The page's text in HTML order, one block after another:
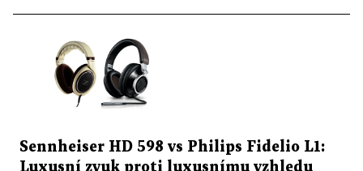
Sennheiser HD 598 vs Philips Fidelio L1:
Luxusní zvuk proti luxusnímu vzhledu